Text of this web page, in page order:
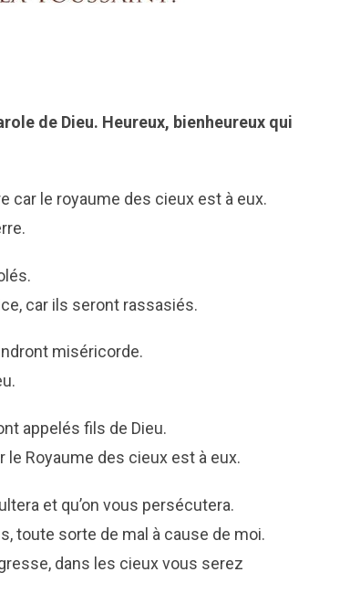
de Dieu. Heureux, bienheureux qui
car le royaume des cieux est à eux.
car ils seront rassasiés.
miséricorde.
appelés fils de Dieu.
Royaume des cieux est à eux.
et qu’on vous persécutera.
toute sorte de mal à cause de moi.
dans les cieux vous serez